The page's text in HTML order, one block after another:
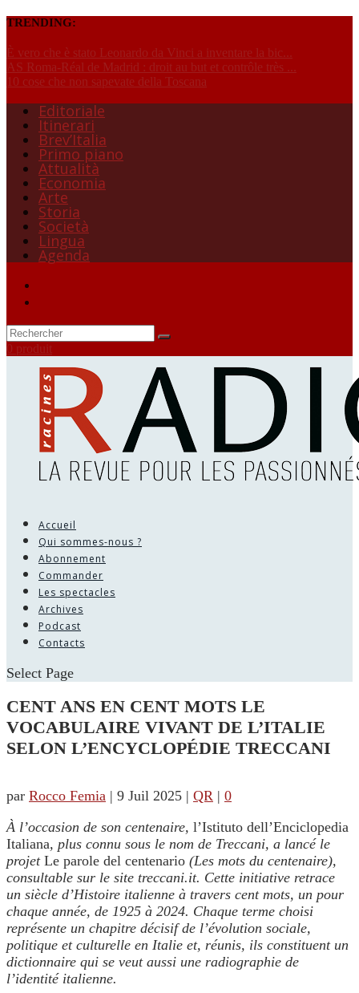
TRENDING:
È vero che è stato Leonardo da Vinci a inventare la bic...
AS Roma-Réal de Madrid : droit au but et contrôle très ...
10 cose che non sapevate della Toscana
Editoriale
Itinerari
Brev’Italia
Primo piano
Attualità
Economia
Arte
Storia
Società
Lingua
Agenda
0 produit
Accueil
Qui sommes-nous ?
Abonnement
Commander
Les spectacles
Archives
Podcast
Contacts
Select Page
CENT ANS EN CENT MOTS LE
VOCABULAIRE VIVANT DE L’ITALIE
SELON L’ENCYCLOPÉDIE TRECCANI
par Rocco Femia | 9 Juil 2025 | QR | 0
À l’occasion de son centenaire, l’Istituto dell’Enciclopedia
Italiana, plus connu sous le nom de Treccani, a lancé le
projet Le parole del centenario (Les mots du centenaire),
consultable sur le site treccani.it. Cette initiative retrace
un siècle d’Histoire italienne à travers cent mots, un pour
chaque année, de 1925 à 2024. Chaque terme choisi
représente un chapitre décisif de l’évolution sociale,
politique et culturelle en Italie et, réunis, ils constituent un
dictionnaire qui se veut aussi une radiographie de
l’identité italienne.